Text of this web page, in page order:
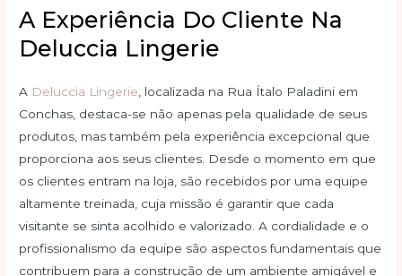
A Experiência Do Cliente Na
Deluccia Lingerie
A Deluccia Lingerie , localizada na Rua Ítalo Paladini em
Conchas, destaca-se não apenas pela qualidade de seus
produtos, mas também pela experiência excepcional que
proporciona aos seus clientes. Desde o momento em que
os clientes entram na loja, são recebidos por uma equipe
altamente treinada, cuja missão é garantir que cada
visitante se sinta acolhido e valorizado. A cordialidade e o
profissionalismo da equipe são aspectos fundamentais que
contribuem para a construção de um ambiente amigável e